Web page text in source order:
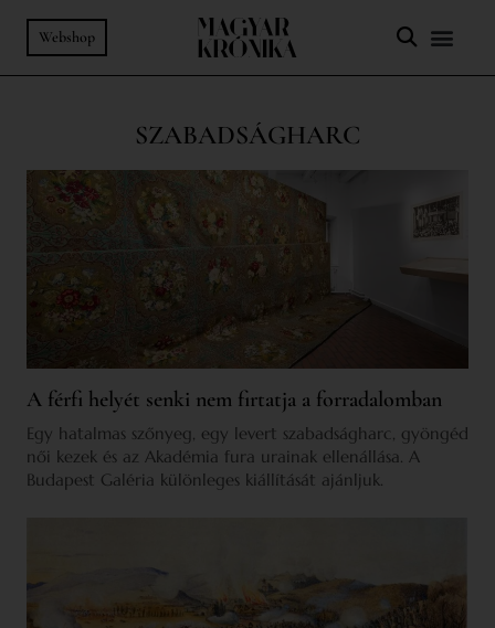
Webshop
SZABADSÁGHARC
A férfi helyét senki nem firtatja a forradalomban
Egy hatalmas szőnyeg, egy levert szabadságharc, gyöngéd
női kezek és az Akadémia fura urainak ellenállása. A
Budapest Galéria különleges kiállítását ajánljuk.